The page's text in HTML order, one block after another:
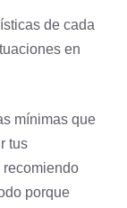
de cada
en
mínimas que
tus
recomiendo
porque